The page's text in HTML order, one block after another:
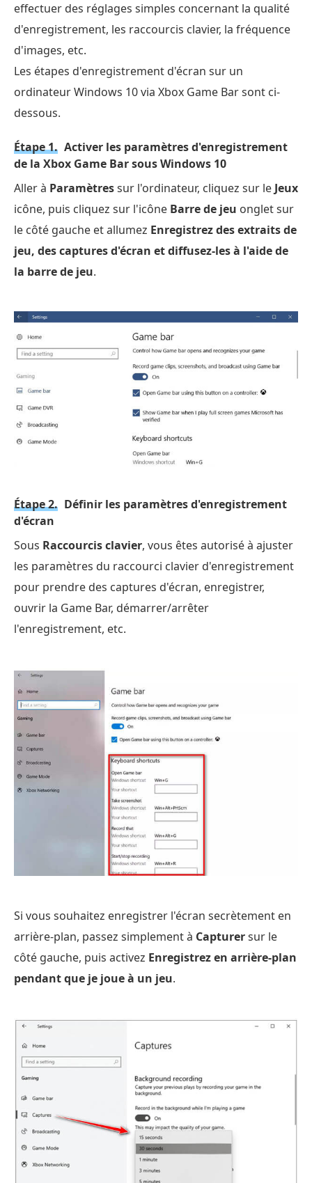
effectuer des réglages simples concernant la qualité
d'enregistrement, les raccourcis clavier, la fréquence
d'images, etc.
Les étapes d'enregistrement d'écran sur un
ordinateur Windows 10 via Xbox Game Bar sont ci-
dessous.
Étape 1. Activer les paramètres d'enregistrement
de la Xbox Game Bar sous Windows 10
Aller à Paramètressur l'ordinateur, cliquez sur le Jeux
icône, puis cliquez sur l'icône Barre de jeu onglet sur
le côté gauche et allumez Enregistrez des extraits de
jeu, des captures d'écran et diffusez-les à l'aide de
la barre de jeu.
Étape 2. Définir les paramètres d'enregistrement
d'écran
Sous Raccourcis clavier, vous êtes autorisé à ajuster
les paramètres du raccourci clavier d'enregistrement
pour prendre des captures d'écran, enregistrer,
ouvrir la Game Bar, démarrer/arrêter
l'enregistrement, etc.
Si vous souhaitez enregistrer l'écran secrètement en
arrière-plan, passez simplement à Capturersur le
côté gauche, puis activez Enregistrez en arrière-plan
pendant que je joue à un jeu.